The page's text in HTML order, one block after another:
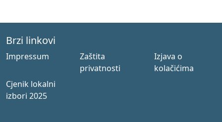
Brzi linkovi
Impressum
Zaštita
privatnosti
Izjava o
kolačićima
Cjenik lokalni
izbori 2025